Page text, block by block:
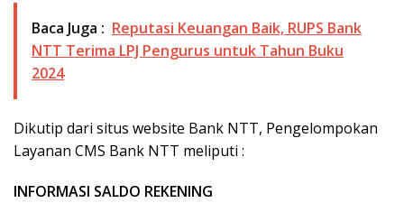
Baca Juga : Reputasi Keuangan Baik, RUPS Bank
NTT Terima LPJ Pengurus untuk Tahun Buku
2024
Dikutip dari situs website Bank NTT, Pengelompokan
Layanan CMS Bank NTT meliputi :
INFORMASI SALDO REKENING